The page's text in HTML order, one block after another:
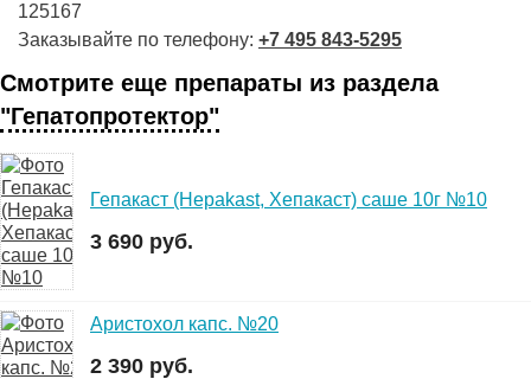
125167
Заказывайте по телефону: +7 495 843-5295
Смотрите еще препараты из раздела
"Гепатопротектор"
Гепакаст (Hepakast, Хепакаст) саше 10г №10
3 690 руб.
Аристохол капс. №20
2 390 руб.